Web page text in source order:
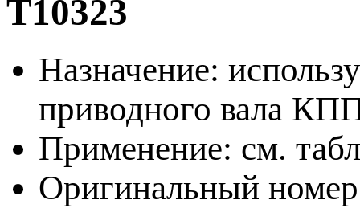
T10323
Назначение:
приводного вала
Применение: см.
Оригинальный